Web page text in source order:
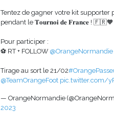
Tentez de gagner votre kit supporter
pendant le 𝐓𝐨𝐮𝐫𝐧𝐨𝐢 𝐝𝐞 𝐅𝐫𝐚𝐧𝐜𝐞 ! 🇫🇷🧡
Pour participer :
⚽ RT + FOLLOW @OrangeNormandie
Tirage au sort le 21/02
@TeamOrangeFoot pic.twitter.com/
— OrangeNormandie
2023